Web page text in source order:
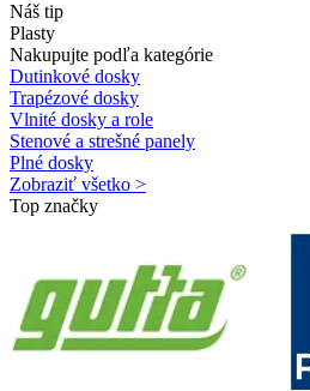
Náš tip
Plasty
Nakupujte podľa kategórie
Dutinkové dosky
Trapézové dosky
Vlnité dosky a role
Stenové a strešné panely
Plné dosky
Zobraziť všetko >
Top značky